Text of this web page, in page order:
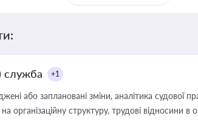
служба +1
або заплановані зміни, аналітика судової
організаційну структуру, трудові відносини